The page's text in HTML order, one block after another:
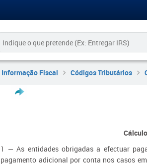
Informação Fiscal Códigos Tributários
1 — As entidades obrigadas a efectuar
pagamento adicional por conta nos casos